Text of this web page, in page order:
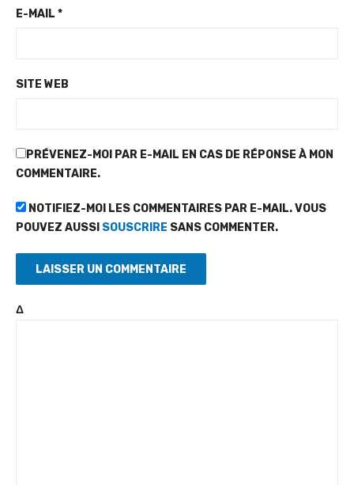
E-MAIL *
SITE WEB
PRÉVENEZ-MOI PAR E-MAIL EN CAS DE RÉPONSE À MON
COMMENTAIRE.
NOTIFIEZ-MOI LES COMMENTAIRES PAR E-MAIL. VOUS
POUVEZ AUSSI SOUSCRIRE SANS COMMENTER.
Δ